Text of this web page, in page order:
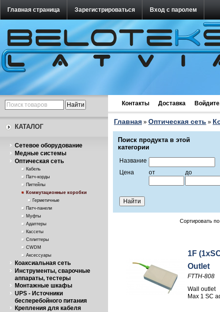
Главная страница Зарегистрироваться Вход с паролем
КАТАЛОГ
Cетевое оборудование
Медные системы
Оптическая сеть
Кабель
Патч-корды
Пигтейлы
Коммутационные коробки
Герметичные
Патч-панели
Муфты
Адаптеры
Кассеты
Сплиттеры
CWDM
Аксессуары
Коаксиальная сеть
Инструменты, сварочные
аппараты, тестеры
Монтажные шкафы
UPS - Источники
бесперебойного питания
Крепления для кабеля
Контакты Доставка
Главная » Оптическая сеть »
Поиск продукта в этой
категории
Название
Цена
от до
Сортировать
1F
Outlet
FTTH-808
Wall outlet
Max 1 SC